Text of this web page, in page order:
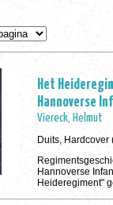
Het
Hannoverse
Viereck, Helmut
Duits, Hardcover
Hannoverse
Heideregiment"